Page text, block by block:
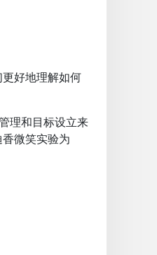
好地理解如何
理和目标设立来
微笑实验为